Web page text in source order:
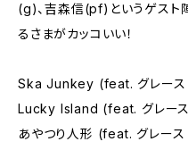
(g)、吉森信(pf)というゲスト
るさまがカッコいい！
Ska Junkey (feat. グレー
Lucky Island (feat. グレー
あやつり人形 (feat. グレー